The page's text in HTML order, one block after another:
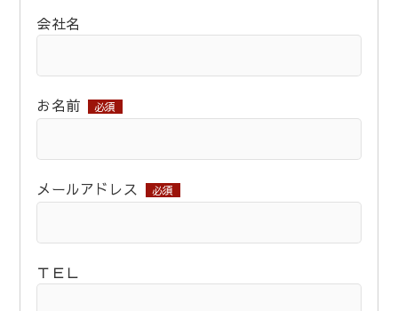
会社名
お名前 必須
メールアドレス 必須
ＴＥＬ